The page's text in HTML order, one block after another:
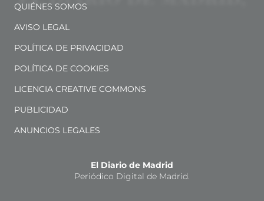
QUIÉNES SOMOS
AVISO LEGAL
POLÍTICA DE PRIVACIDAD
POLÍTICA DE COOKIES
LICENCIA CREATIVE COMMONS
PUBLICIDAD
ANUNCIOS LEGALES
El Diario de Madrid
Periódico Digital de Madrid.